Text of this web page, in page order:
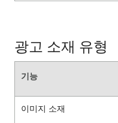
광고 소재 유형
기능
이미지 소재